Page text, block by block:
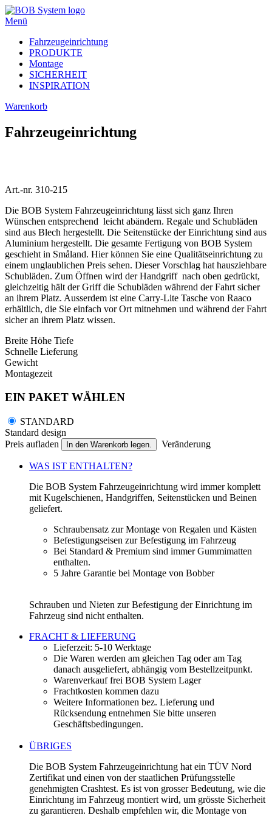
Menü
Fahrzeugeinrichtung
PRODUKTE
Montage
SICHERHEIT
INSPIRATION
Warenkorb
Fahrzeugeinrichtung
Art.-nr. 310-215
Die BOB System Fahrzeugeinrichtung lässt sich ganz Ihren
Wünschen entsprechend leicht abändern. Regale und Schubläden
sind aus Blech hergestellt. Die Seitenstücke der Einrichtung sind aus
Aluminium hergestellt. Die gesamte Fertigung von BOB System
geschieht in Småland. Hier können Sie eine Qualitätseinrichtung zu
einem unglaublichen Preis sehen. Dieser Vorschlag hat hausziehbare
Schubläden. Zum Öffnen wird der Handgriff nach oben gedrückt,
gleichzeitig hält der Griff die Schubläden während der Fahrt sicher
an ihrem Platz. Ausserdem ist eine Carry-Lite Tasche von Raaco
erhältlich, die Sie einfach vor Ort mitnehmen und während der Fahrt
sicher an ihrem Platz wissen.
Breite Höhe Tiefe
Schnelle Lieferung
Gewicht
Montagezeit
EIN PAKET WÄHLEN
STANDARD
Standard design
Preis aufladen
In den Warenkorb legen. Veränderung
WAS IST ENTHALTEN?
Die BOB System Fahrzeugeinrichtung wird immer komplett
mit Kugelschienen, Handgriffen, Seitenstücken und Beinen
geliefert.
Schraubensatz zur Montage von Regalen und Kästen
Befestigungseisen zur Befestigung im Fahrzeug
Bei Standard & Premium sind immer Gummimatten
enthalten.
5 Jahre Garantie bei Montage von Bobber
Schrauben und Nieten zur Befestigung der Einrichtung im
Fahrzeug sind nicht enthalten.
FRACHT & LIEFERUNG
Lieferzeit: 5-10 Werktage
Die Waren werden am gleichen Tag oder am Tag
danach ausgeliefert, abhängig vom Bestellzeitpunkt.
Warenverkauf frei BOB System Lager
Frachtkosten kommen dazu
Weitere Informationen bez. Lieferung und
Rücksendung entnehmen Sie bitte unseren
Geschäftsbedingungen.
ÜBRIGES
Die BOB System Fahrzeugeinrichtung hat ein TÜV Nord
Zertifikat und einen von der staatlichen Prüfungsstelle
genehmigten Crashtest. Es ist von grosser Bedeutung, wie die
Einrichtung im Fahrzeug montiert wird, um grösste Sicherheit
zu garantieren. Deshalb empfehlen wir, die Montage von